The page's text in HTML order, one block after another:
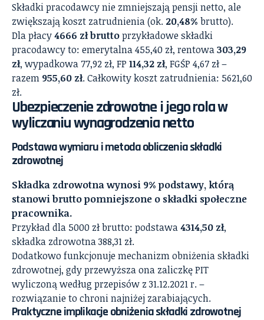
Składki pracodawcy nie zmniejszają pensji netto, ale
zwiększają koszt zatrudnienia (ok. 20,48% brutto).
Dla płacy4666 zł bruttoprzykładowe składki
pracodawcy to: emerytalna 455,40 zł, rentowa303,29
zł, wypadkowa 77,92 zł, FP 114,32 zł, FGŚP 4,67 zł –
razem 955,60 zł. Całkowity koszt zatrudnienia: 5621,60
zł.
Ubezpieczenie zdrowotne i jego rola w
wyliczaniu wynagrodzenia netto
Podstawa wymiaru i metoda obliczenia składki
zdrowotnej
Składka zdrowotna wynosi 9% podstawy, którą
stanowi brutto pomniejszone o składki społeczne
pracownika.
Przykład dla 5000 zł brutto: podstawa4314,50 zł,
składka zdrowotna 388,31 zł.
Dodatkowo funkcjonuje mechanizm obniżenia składki
zdrowotnej, gdy przewyższa ona zaliczkę PIT
wyliczoną według przepisów z 31.12.2021 r. –
rozwiązanie to chroni najniżej zarabiających.
Praktyczne implikacje obniżenia składki zdrowotnej